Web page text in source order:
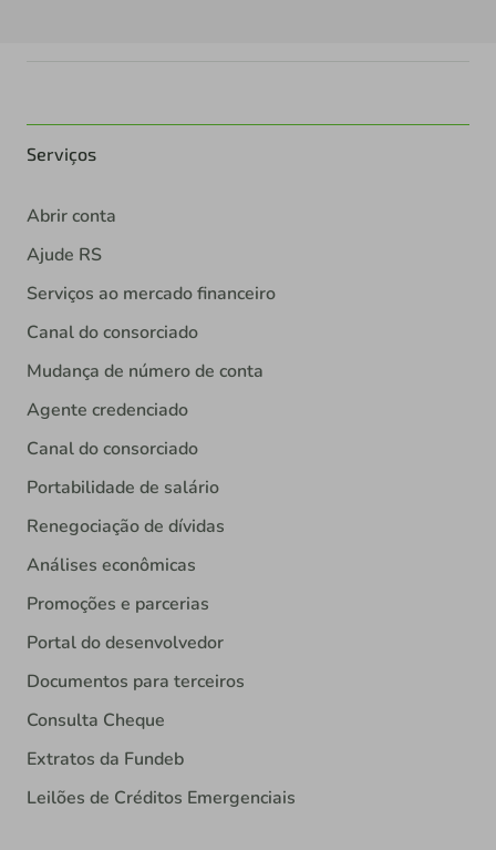
Serviços
Abrir conta
Ajude RS
Serviços ao mercado financeiro
Canal do consorciado
Mudança de número de conta
Agente credenciado
Canal do consorciado
Portabilidade de salário
Renegociação de dívidas
Análises econômicas
Promoções e parcerias
Portal do desenvolvedor
Documentos para terceiros
Consulta Cheque
Extratos da Fundeb
Leilões de Créditos Emergenciais